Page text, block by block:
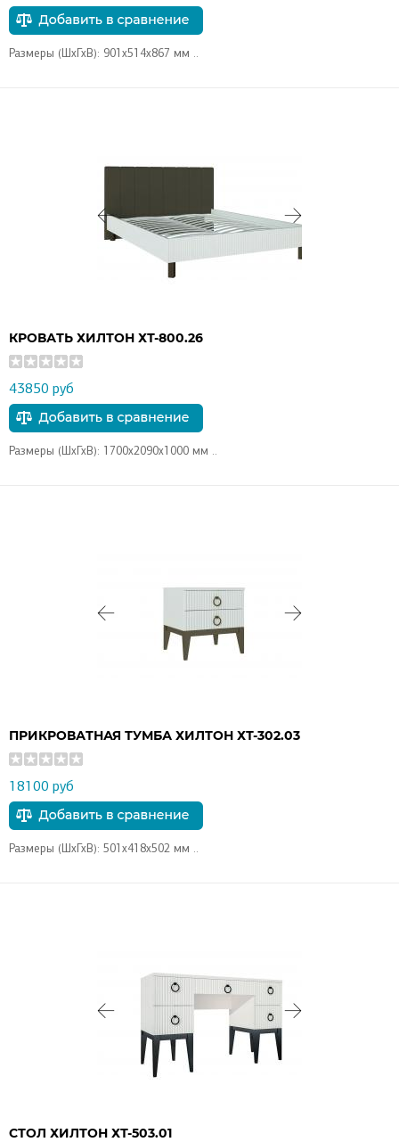
Размеры (ШхГхВ): 901х514х867 мм ..
КРОВАТЬ ХИЛТОН ХТ-800.26
43850 руб
Размеры (ШхГхВ): 1700х2090х1000 мм ..
ПРИКРОВАТНАЯ ТУМБА ХИЛТОН ХТ-302.03
18100 руб
Размеры (ШхГхВ): 501х418х502 мм ..
СТОЛ ХИЛТОН ХТ-503.01